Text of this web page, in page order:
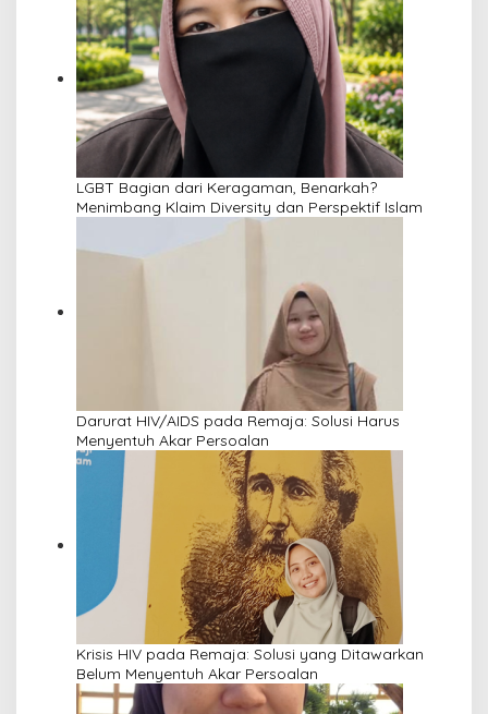
LGBT Bagian dari Keragaman, Benarkah?
Menimbang Klaim Diversity dan Perspektif Islam
Darurat HIV/AIDS pada Remaja: Solusi Harus
Menyentuh Akar Persoalan
Krisis HIV pada Remaja: Solusi yang Ditawarkan
Belum Menyentuh Akar Persoalan